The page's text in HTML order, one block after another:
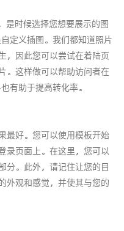
是时候选择您想要展示的图
定义插图。我们都知道照片
，因此您可以尝试在着陆页
。这样做可以帮助访问者在
有助于提高转化率。
最好。您可以使用模板开始
录页面上。在这里，您可以
分。此外，请记住让您的目
外观和感觉，并使其与您的